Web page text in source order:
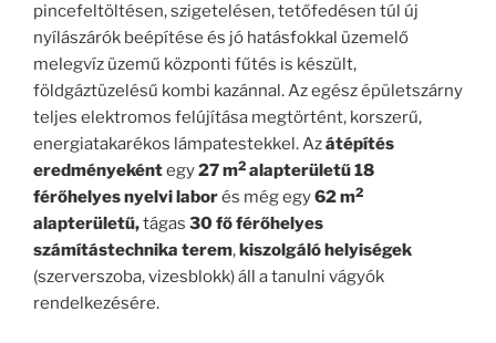
pincefeltöltésen, szigetelésen, tetőfedésen túl új
nyílászárók beépítése és jó hatásfokkal üzemelő
melegvíz üzemű központi fűtés is készült,
földgáztüzelésű kombi kazánnal. Az egész épületszárny
teljes elektromos felújítása megtörtént, korszerű,
energiatakarékos lámpatestekkel. Azátépítés
eredményekéntegy27 m2 alapterületű 18
férőhelyes nyelvi laborés még egy62 m2
alapterületű,tágas 30 fő férőhelyes
számítástechnika terem,kiszolgáló helyiségek
(szerverszoba, vizesblokk) áll a tanulni vágyók
rendelkezésére.